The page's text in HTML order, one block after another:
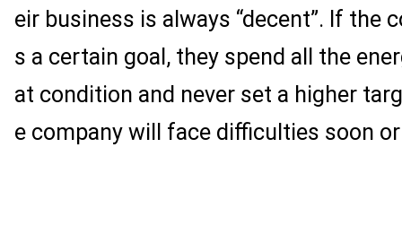
eir business is always “decent”. If the
s a certain goal, they spend all the
at condition and never set a higher
e company will face difficulties soon